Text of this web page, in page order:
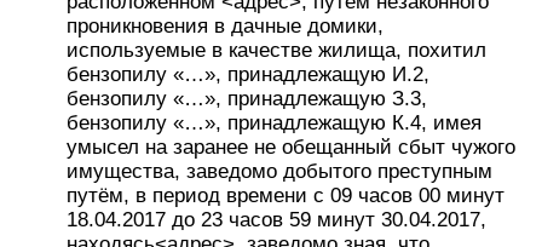
проникновения в дачные домики,
используемые в качестве жилища, похитил
бензопилу «…», принадлежащую И.2,
бензопилу «…», принадлежащую З.3,
бензопилу «…», принадлежащую К.4, имея
умысел на заранее не обещанный сбыт чужого
имущества, заведомо добытого преступным
путём, в период времени с 09 часов 00 минут
18.04.2017 до 23 часов 59 минут 30.04.2017,